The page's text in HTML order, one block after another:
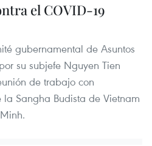
el COVID-19
gubernamental de Asuntos
su subjefe Nguyen Tien
de trabajo con
Sangha Budista de Vietnam